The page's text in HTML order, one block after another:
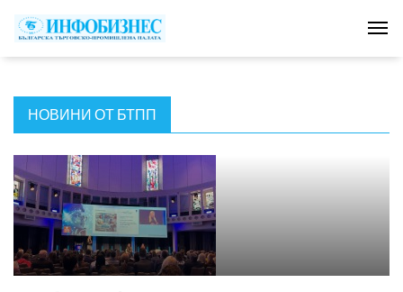
НОВИНИ ОТ БТПП